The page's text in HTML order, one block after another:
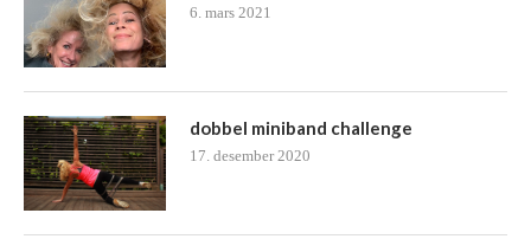
6. mars 2021
dobbel miniband challenge
17. desember 2020